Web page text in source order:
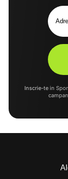
Inscrie-te in